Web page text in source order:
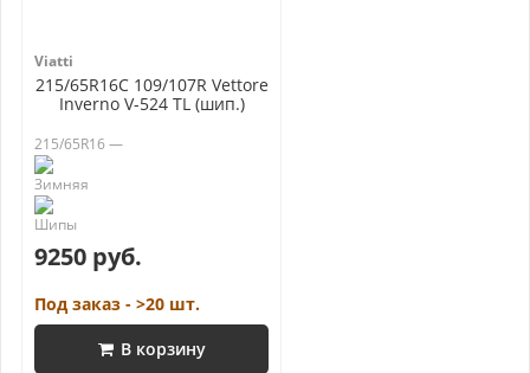
Viatti
215/65R16C 109/107R Vettore
Inverno V-524 TL (шип.)
215/65R16 —
9250 руб.
Под заказ - >20 шт.
В корзину